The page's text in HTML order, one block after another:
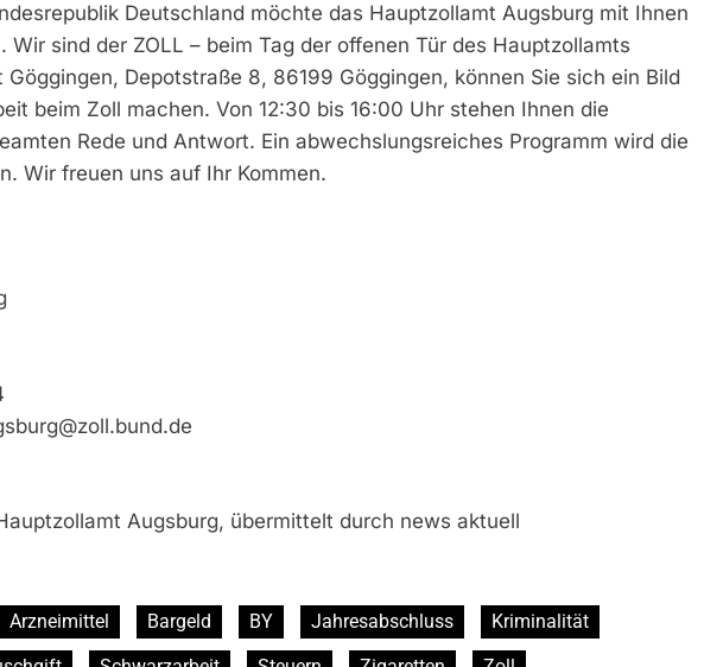
Deutschland möchte das Hauptzollamt Augsburg mit Ihnen
Wir sind der ZOLL – beim Tag der offenen Tür des Hauptzollamts
Depotstraße 8, 86199 Göggingen, können Sie sich ein Bild
beim Zoll machen. Von 12:30 bis 16:00 Uhr stehen Ihnen die
Rede und Antwort. Ein abwechslungsreiches Programm wird die
Wir freuen uns auf Ihr Kommen.
Augsburg, übermittelt durch news aktuell
Arzneimittel Bargeld BY Jahresabschluss
Kriminalität